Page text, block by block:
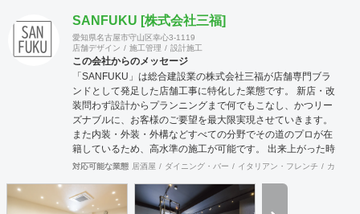
SANFUKU [株式会社三福]
愛知県名古屋市守山区幸心3-1119
店舗デザイン
施工管理 設計施工
この会社からのメッセージ
「SANFUKU」は総合建設業の株式会社三福が店舗専門ブラ
ンドとして発足した店舗工事に特化した業態です。 新店・改
装問わず設計からプランニングまで何でもこなし、かつリー
ズナブルに、お客様のご要望を最大限実現させていきます。
また内装・外装・外構などすべての分野でその道のプロが在
籍しているため、高水準の施工が可能です。 出来上がった時
に綺麗なのは当たり前！腕の良さは年数が経てば経つほど実
コミニケーション力に優れています。 お客様が安心してオー
プンできるようきめ細やかな対応を心がけています。
対応可能な業態 居酒屋 ダイニング・バー イタリアン・フレンチ カフェ